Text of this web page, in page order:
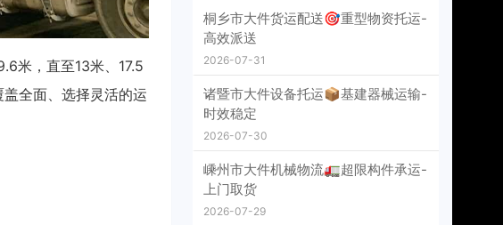
米，直至13米、17.5
全面、选择灵活的运
桐乡市大件货运配送🎯重型物资托运-
高效派送
2026-07-31
诸暨市大件设备托运📦基建器械运输-
时效稳定
2026-07-30
嵊州市大件机械物流🚛超限构件承运-
上门取货
2026-07-29